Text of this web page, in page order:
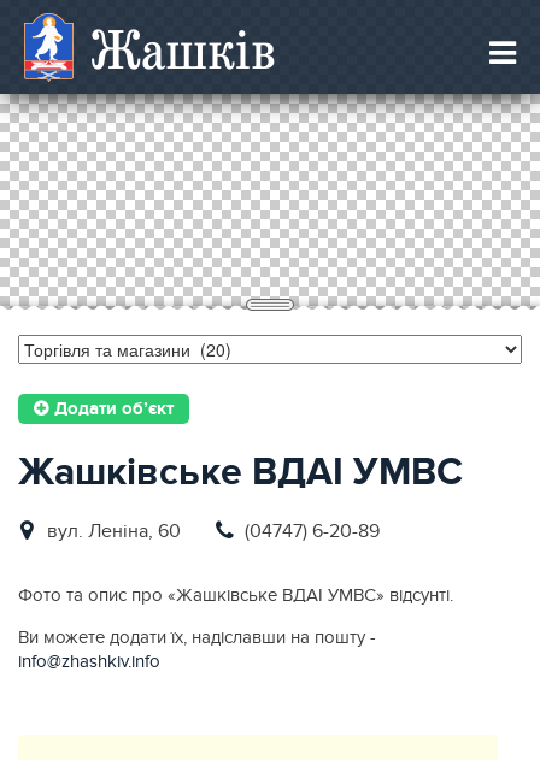
Жашків
Додати об’єкт
Жашківське ВДАI УМВС
вул. Леніна, 60 (04747) 6-20-89
Фото та опис про «Жашківське ВДАI УМВС» відсунті.
Ви можете додати їх, надіславши на пошту -
info@zhashkiv.info